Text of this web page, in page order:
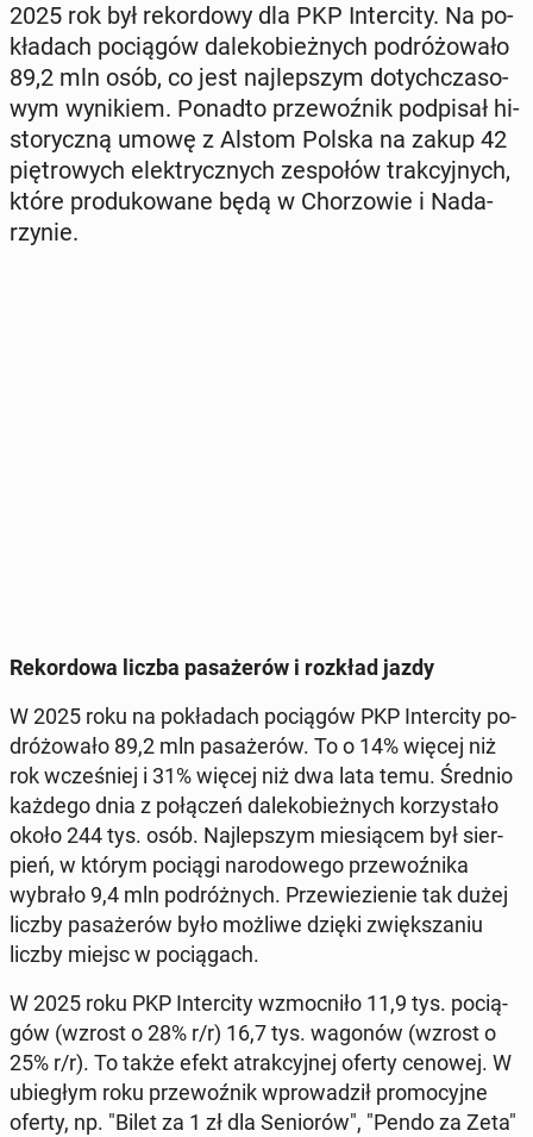
2025 rok był re­kor­do­wy dla PKP In­ter­ci­ty. Na po­
kła­dach po­cią­gów da­le­ko­bież­nych po­dró­żo­wa­ło
89,2 mln osób, co jest naj­lep­szym do­tych­cza­so­
wym wy­ni­kiem. Ponadto prze­woź­nik pod­pi­sał hi­
sto­rycz­ną umowę z Alstom Polska na zakup 42
pię­tro­wych elek­trycz­nych ze­spo­łów trak­cyj­nych,
które pro­du­ko­wa­ne będą w Cho­rzo­wie i Nada­
rzy­nie.
Re­kor­do­wa liczba pa­sa­że­rów i rozkład jazdy
W 2025 roku na po­kła­dach po­cią­gów PKP In­ter­ci­ty po­
dró­żo­wa­ło 89,2 mln pa­sa­że­rów. To o 14% więcej niż
rok wcze­śniej i 31% więcej niż dwa lata temu. Średnio
każdego dnia z po­łą­czeń da­le­ko­bież­nych ko­rzy­sta­ło
około 244 tys. osób. Naj­lep­szym mie­sią­cem był sier­
pień, w którym pociągi na­ro­do­we­go prze­woź­ni­ka
wybrało 9,4 mln po­dróż­nych. Prze­wie­zie­nie tak dużej
liczby pa­sa­że­rów było możliwe dzięki zwięk­sza­niu
liczby miejsc w po­cią­gach.
W 2025 roku PKP In­ter­ci­ty wzmoc­ni­ło 11,9 tys. po­cią­
gów (wzrost o 28% r/r) 16,7 tys. wagonów (wzrost o
25% r/r). To także efekt atrak­cyj­nej oferty cenowej. W
ubie­głym roku prze­woź­nik wpro­wa­dził pro­mo­cyj­ne
oferty, np. "Bilet za 1 zł dla Se­nio­rów", "Pendo za Zeta"